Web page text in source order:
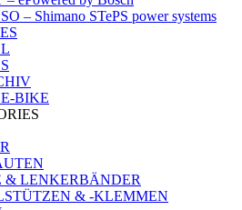
– Shimano STePS power systems
BIKE
& LENKERBÄNDER
& -KLEMMEN